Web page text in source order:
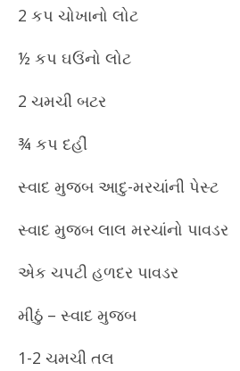
2 કપ ચોખાનો લોટ
½ કપ ઘઉંનો લોટ
2 ચમચી બટર
¾ કપ દહીં
સ્વાદ મુજબ આદુ-મરચાંની પેસ્ટ
સ્વાદ મુજબ લાલ મરચાંનો પાવડર
એક ચપટી હળદર પાવડર
મીઠું – સ્વાદ મુજબ
1-2 ચમચી તલ